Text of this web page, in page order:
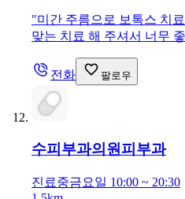
"미간 주름으로 보톡스 치
맞는 치료 해 주셔서 너무
전화 팔로우
수피부과의원피부과
진료중금요일 10:00 ~ 20:30